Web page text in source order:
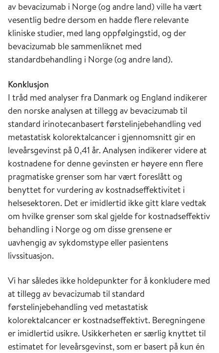
av bevacizumab i Norge (og andre land) ville ha vært
vesentlig bedre dersom en hadde flere relevante
kliniske studier, med lang oppfølgingstid, og der
bevacizumab ble sammenliknet med
standardbehandling i Norge (og andre land).
Konklusjon
I tråd med analyser fra Danmark og England indikerer
den norske analysen at tillegg av bevacizumab til
standard irinotecanbasert førstelinjebehandling ved
metastatisk kolorektalcancer i gjennomsnitt gir en
leveårsgevinst på 0,41 år. Analysen indikerer videre at
kostnadene for denne gevinsten er høyere enn flere
pragmatiske grenser som har vært foreslått og
benyttet for vurdering av kostnadseffektivitet i
helsesektoren. Det er imidlertid ikke gitt klare vedtak
om hvilke grenser som skal gjelde for kostnadseffektiv
behandling i Norge og om disse grensene er
uavhengig av sykdomstype eller pasientens
livssituasjon.
Vi har således ikke holdepunkter for å konkludere med
at tillegg av bevacizumab til standard
førstelinjebehandling ved metastatisk
kolorektalcancer er kostnadseffektivt. Beregningene
er imidlertid usikre. Usikkerheten er særlig knyttet til
estimatet for leveårsgevinst, som er basert på kun én